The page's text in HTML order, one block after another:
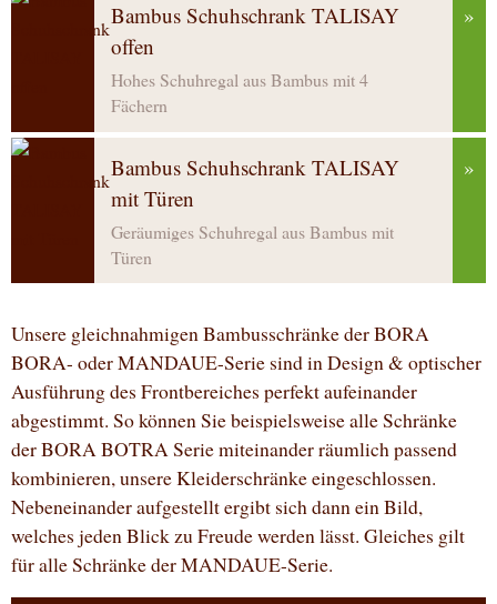
Bambus Schuhschrank TALISAY
offen
Hohes Schuhregal aus Bambus mit 4
Fächern
»
Bambus Schuhschrank TALISAY
mit Türen
Geräumiges Schuhregal aus Bambus mit
Türen
»
Unsere gleichnahmigen Bambusschränke der BORA
BORA- oder MANDAUE-Serie sind in Design & optischer
Ausführung des Frontbereiches perfekt aufeinander
abgestimmt. So können Sie beispielsweise alle Schränke
der BORA BOTRA Serie miteinander räumlich passend
kombinieren, unsere Kleiderschränke eingeschlossen.
Nebeneinander aufgestellt ergibt sich dann ein Bild,
welches jeden Blick zu Freude werden lässt. Gleiches gilt
für alle Schränke der MANDAUE-Serie.